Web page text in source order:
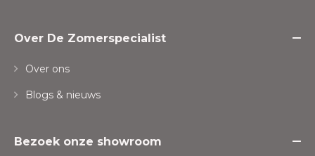
Over De Zomerspecialist
Over ons
Blogs & nieuws
Bezoek onze showroom